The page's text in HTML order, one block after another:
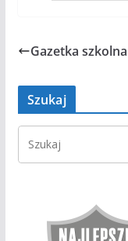
Gazetka
Szukaj